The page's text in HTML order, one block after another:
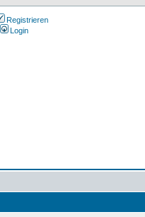
Registrieren
Login